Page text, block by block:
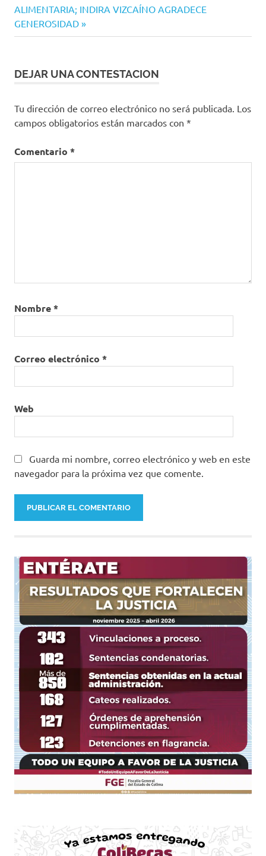
ALIMENTARIA; INDIRA VIZCAÍNO AGRADECE
GENEROSIDAD
DEJAR UNA CONTESTACION
Tu dirección de correo electrónico no será publicada. Los
campos obligatorios están marcados con *
Comentario *
Nombre*
Correo electrónico *
Web
Guarda mi nombre, correo electrónico y web en este
navegador para la próxima vez que comente.